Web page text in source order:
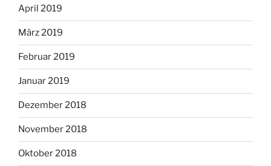
April 2019
März 2019
Februar 2019
Januar 2019
Dezember 2018
November 2018
Oktober 2018